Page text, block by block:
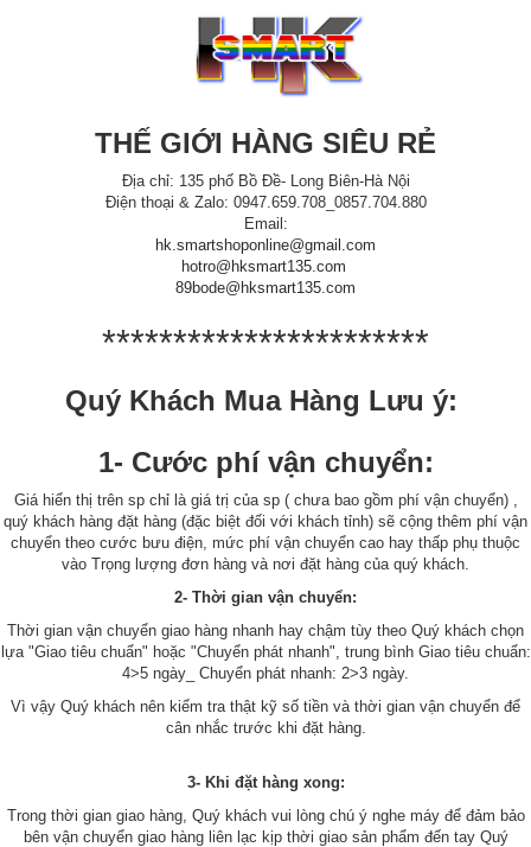
THẾ GIỚI HÀNG SIÊU RẺ
Địa chỉ: 135 phố Bồ Đề- Long Biên-Hà Nội
Điện thoại & Zalo: 0947.659.708_0857.704.880
Email:
hk.smartshoponline@gmail.com
hotro@hksmart135.com
89bode@hksmart135.com
***********************
Quý Khách Mua Hàng Lưu ý:
1- Cước phí vận chuyển:
Giá hiển thị trên sp chỉ là giá trị của sp ( chưa bao gồm phí vận chuyển) ,
quý khách hàng đặt hàng (đặc biệt đối với khách tỉnh) sẽ cộng thêm phí vận
chuyển theo cước bưu điện, mức phí vận chuyển cao hay thấp phụ thuộc
vào Trọng lượng đơn hàng và nơi đặt hàng của quý khách.
2- Thời gian vận chuyển:
Thời gian vận chuyển giao hàng nhanh hay chậm tùy theo Quý khách chọn
lựa "Giao tiêu chuẩn" hoặc "Chuyển phát nhanh", trung bình Giao tiêu chuẩn:
4>5 ngày_ Chuyển phát nhanh: 2>3 ngày.
Vì vậy Quý khách nên kiểm tra thật kỹ số tiền và thời gian vận chuyển để
cân nhắc trước khi đặt hàng.
3- Khi đặt hàng xong:
Trong thời gian giao hàng, Quý khách vui lòng chú ý nghe máy để đảm bảo
bên vận chuyển giao hàng liên lạc kịp thời giao sản phẩm đến tay Quý